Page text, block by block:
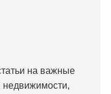
на важные
недвижимости,